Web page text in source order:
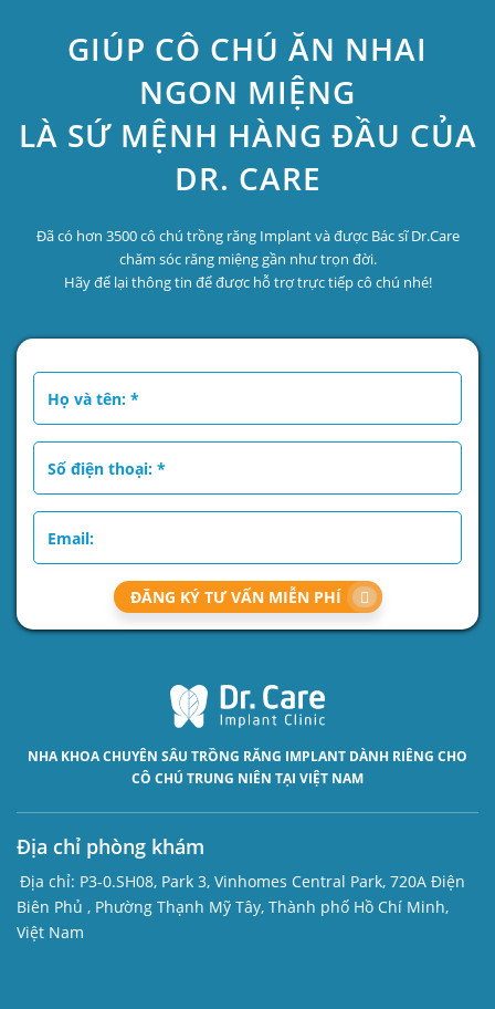
GIÚP CÔ CHÚ ĂN NHAI
NGON MIỆNG
LÀ SỨ MỆNH HÀNG ĐẦU CỦA
DR. CARE
Đã có hơn 3500 cô chú trồng răng Implant và được Bác sĩ Dr.Care
chăm sóc răng miệng gần như trọn đời.
Hãy để lại thông tin để được hỗ trợ trực tiếp cô chú nhé!
ĐĂNG KÝ TƯ VẤN MIỄN PHÍ
NHA KHOA CHUYÊN SÂU TRỒNG RĂNG IMPLANT DÀNH RIÊNG CHO
CÔ CHÚ TRUNG NIÊN TẠI VIỆT NAM
Địa chỉ phòng khám
Địa chỉ: P3-0.SH08, Park 3, Vinhomes Central Park, 720A Điện
Biên Phủ , Phường Thạnh Mỹ Tây, Thành phố Hồ Chí Minh,
Việt Nam